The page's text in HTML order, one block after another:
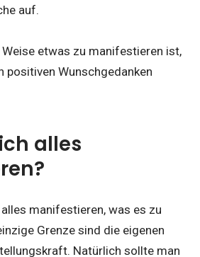
auf.
etwas zu manifestieren ist,
positiven Wunschgedanken
alles
manifestieren, was es zu
Grenze sind die eigenen
Natürlich sollte man